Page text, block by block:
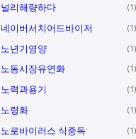
널리해량하다 1
네이버서치어드바이저 1
노년기영양 1
노동시장유연화 1
노력과용기 1
노령화 1
노로바이러스 식중독 1